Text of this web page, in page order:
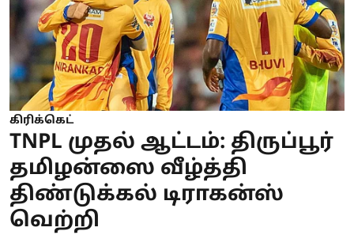
கிரிக்கெட்
TNPL முதல் ஆட்டம்: திருப்பூர்
தமிழன்ஸை வீழ்த்தி
திண்டுக்கல் டிராகன்ஸ்
வெற்றி